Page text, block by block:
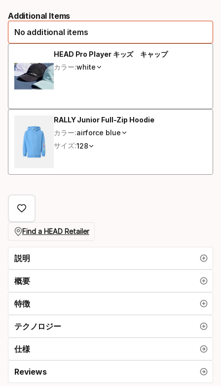
ン
オ
プ
ョ
ン
Additional Items
No additional items
HEAD Pro Player キッズ キャップ
カラー:white
RALLY Junior Full-Zip Hoodie
カラー:airforce blue
サイズ:128
Find a HEAD Retailer
説明
概要
特徴
テクノロジー
仕様
Reviews